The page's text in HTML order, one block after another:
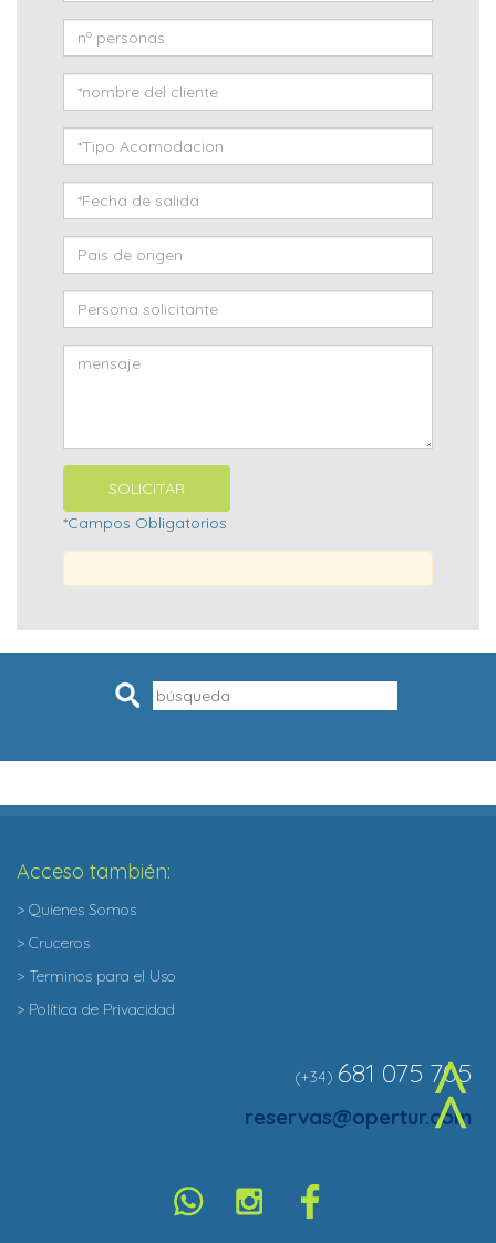
*Campos Obligatorios
Pesquisar
^
Acceso también:
> Quienes Somos
> Cruceros
> Terminos para el Uso
> Política de Privacidad
(+34) 681 075 705
reservas@opertur.com